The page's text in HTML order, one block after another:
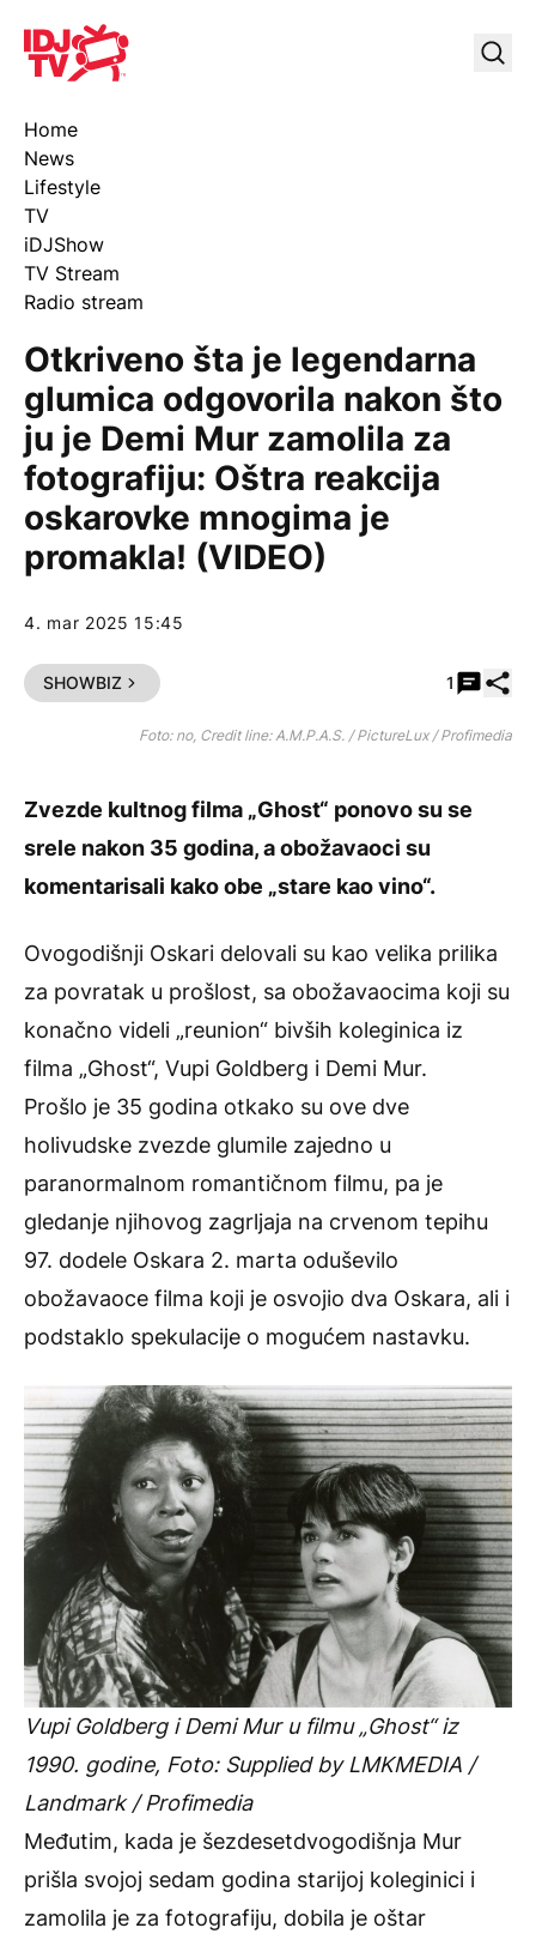
IDJ TV
Home
News
Lifestyle
TV
iDJShow
TV Stream
Radio stream
Otkriveno šta je legendarna
glumica odgovorila nakon što
ju je Demi Mur zamolila za
fotografiju: Oštra reakcija
oskarovke mnogima je
promakla! (VIDEO)
4. mar 2025 15:45
SHOWBIZ 1
Foto: no, Credit line: A.M.P.A.S. / PictureLux / Profimedia
Zvezde kultnog filma „Ghost“ ponovo su se
srele nakon 35 godina, a obožavaoci su
komentarisali kako obe „stare kao vino“.
Ovogodišnji Oskari delovali su kao velika prilika
za povratak u prošlost, sa obožavaocima koji su
konačno videli „reunion“ bivših koleginica iz
filma „Ghost“, Vupi Goldberg i Demi Mur.
Prošlo je 35 godina otkako su ove dve
holivudske zvezde glumile zajedno u
paranormalnom romantičnom filmu, pa je
gledanje njihovog zagrljaja na crvenom tepihu
97. dodele Oskara 2. marta oduševilo
obožavaoce filma koji je osvojio dva Oskara, ali i
podstaklo spekulacije o mogućem nastavku.
Vupi Goldberg i Demi Mur u filmu „Ghost“ iz
1990. godine, Foto: Supplied by LMKMEDIA /
Landmark / Profimedia
Međutim, kada je šezdesetdvogodišnja Mur
prišla svojoj sedam godina starijoj koleginici i
zamolila je za fotografiju, dobila je oštar